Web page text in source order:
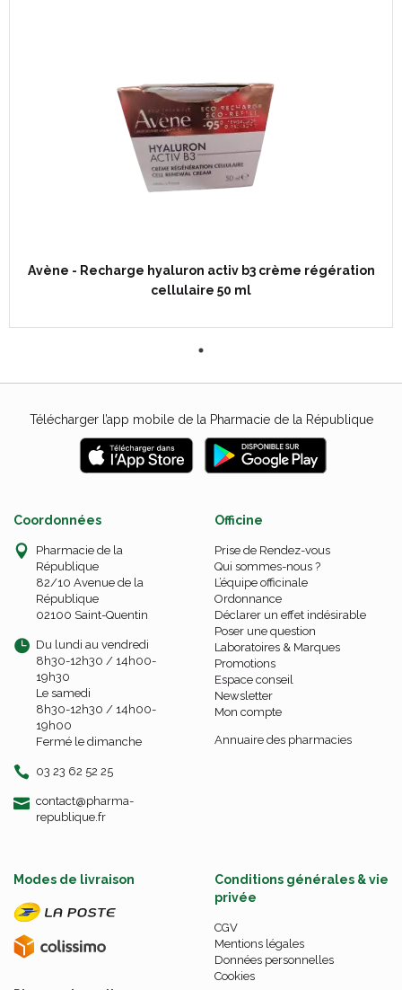
Avène - Recharge hyaluron activ b3 crème régération
cellulaire 50 ml
Télécharger l’app mobile de la Pharmacie de la République
Coordonnées
Pharmacie de la
République
82/10 Avenue de la
République
02100 Saint-Quentin
Du lundi au vendredi
8h30-12h30 / 14h00-
19h30
Le samedi
8h30-12h30 / 14h00-
19h00
Fermé le dimanche
03 23 62 52 25
contact-
@-
pharma-
republique.fr
Officine
Prise de Rendez-vous
Qui sommes-nous ?
L’équipe officinale
Ordonnance
Déclarer un effet indésirable
Poser une question
Laboratoires & Marques
Promotions
Espace conseil
Newsletter
Mon compte
Annuaire des pharmacies
Modes de livraison
Conditions générales & vie
privée
CGV
Mentions légales
Données personnelles
Cookies